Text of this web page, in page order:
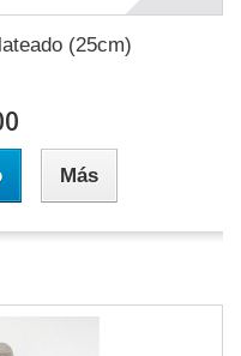
(25cm)
Más